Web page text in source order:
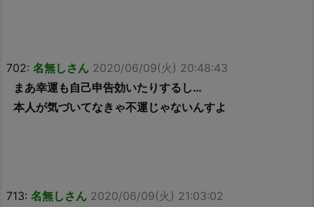
702: 名無しさん 2020/06/09(火) 20:48:43
まあ幸運も自己申告効いたりするし…
本人が気づいてなきゃ不運じゃないんすよ
713: 名無しさん 2020/06/09(火) 21:03:02